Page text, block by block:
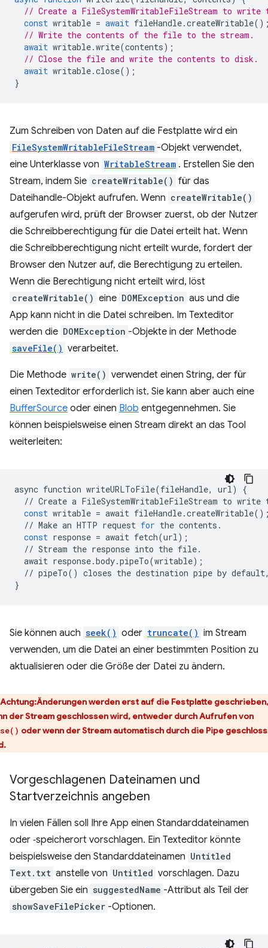
// Create a FileSystemWritableFileStream to write
const writable = await fileHandle.createWritable
// Write the contents of the file to the stream.
await writable.write(contents);
// Close the file and write the contents to disk.
await writable.close();
}
Zum Schreiben von Daten auf die Festplatte wird ein
FileSystemWritableFileStream -Objekt verwendet,
eine Unterklasse von WritableStream . Erstellen Sie den
Stream, indem Sie createWritable() für das
Dateihandle-Objekt aufrufen. Wenn createWritable()
aufgerufen wird, prüft der Browser zuerst, ob der Nutzer
die Schreibberechtigung für die Datei erteilt hat. Wenn
die Schreibberechtigung nicht erteilt wurde, fordert der
Browser den Nutzer auf, die Berechtigung zu erteilen.
Wenn die Berechtigung nicht erteilt wird, löst
createWritable() eine DOMException aus und die
App kann nicht in die Datei schreiben. Im Texteditor
werden die DOMException -Objekte in der Methode
saveFile() verarbeitet.
Die Methode write() verwendet einen String, der für
einen Texteditor erforderlich ist. Sie kann aber auch eine
BufferSource oder einen Blob entgegennehmen. Sie
können beispielsweise einen Stream direkt an das Tool
weiterleiten:
async function writeURLToFile(fileHandle, url)
{
// Create a FileSystemWritableFileStream to write
const writable = await fileHandle.createWritable
// Make an HTTP request for the contents .
const response = await fetch(url);
// Stream the response into the file.
await response.body.pipeTo(writable);
// pipeTo() closes the destination pipe by default
}
Sie können auch seek() oder truncate() im Stream
verwenden, um die Datei an einer bestimmten Position zu
aktualisieren oder die Größe der Datei zu ändern.
Achtung:Änderungen werden erst auf die Festplatte geschrieben,
der Stream geschlossen wird, entweder durch Aufrufen von
oder wenn der Stream automatisch durch die Pipe
Vorgeschlagenen Dateinamen und
Startverzeichnis angeben
In vielen Fällen soll Ihre App einen Standarddateinamen
oder ‑speicherort vorschlagen. Ein Texteditor könnte
beispielsweise den Standarddateinamen Untitled
Text.txt anstelle von Untitled vorschlagen. Dazu
übergeben Sie ein suggestedName -Attribut als Teil der
showSaveFilePicker -Optionen.